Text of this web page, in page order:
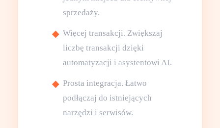
sprzedaży.
Więcej transakcji. Zwiększaj
liczbę transakcji dzięki
automatyzacji i asystentowi AI.
Prosta integracja. Łatwo
podłączaj do istniejących
narzędzi i serwisów.